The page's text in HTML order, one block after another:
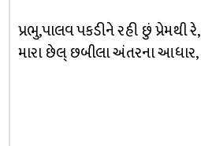
પ્રભુ,પાલવ પકડીને રહી છું પ્રેમથી રે,
મારા છેલ્ છબીલા અંતરના આધાર,